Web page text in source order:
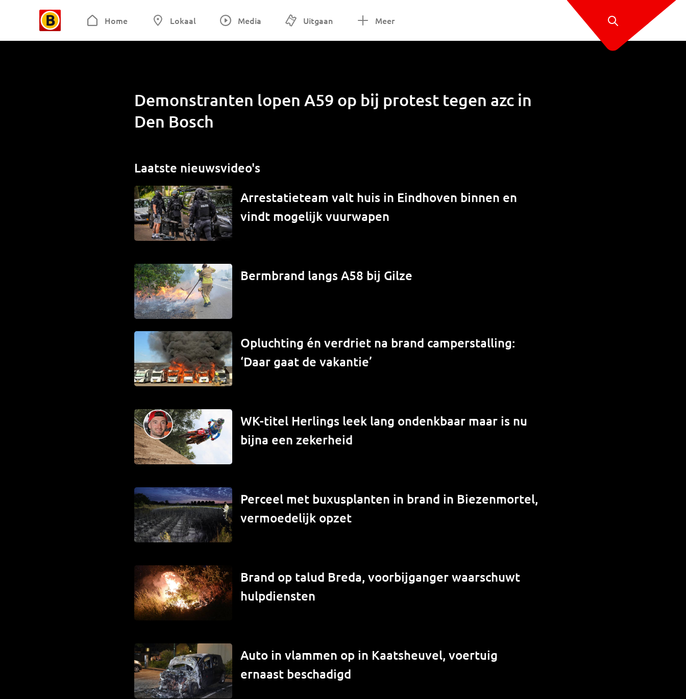
Home Lokaal Media Uitgaan Meer
Demonstranten lopen A59 op bij protest tegen azc in
Den Bosch
Laatste nieuwsvideo's
Arrestatieteam valt huis in Eindhoven binnen en
vindt mogelijk vuurwapen
Bermbrand langs A58 bij Gilze
Opluchting én verdriet na brand camperstalling:
‘Daar gaat de vakantie’
WK-titel Herlings leek lang ondenkbaar maar is nu
bijna een zekerheid
Perceel met buxusplanten in brand in Biezenmortel,
vermoedelijk opzet
Brand op talud Breda, voorbijganger waarschuwt
hulpdiensten
Auto in vlammen op in Kaatsheuvel, voertuig
ernaast beschadigd